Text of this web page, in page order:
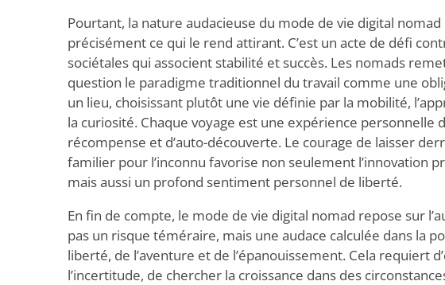
Pourtant, la nature audacieuse du mode de vie digital nomad
précisément ce qui le rend attirant. C’est un acte de défi
sociétales qui associent stabilité et succès. Les nomads
question le paradigme traditionnel du travail comme une
un lieu, choisissant plutôt une vie définie par la mobilité,
la curiosité. Chaque voyage est une expérience personnelle
récompense et d’auto-découverte. Le courage de laisser
familier pour l’inconnu favorise non seulement l’innovation
mais aussi un profond sentiment personnel de liberté.
En fin de compte, le mode de vie digital nomad repose sur
pas un risque téméraire, mais une audace calculée dans la
liberté, de l’aventure et de l’épanouissement. Cela requiert
l’incertitude, de chercher la croissance dans des